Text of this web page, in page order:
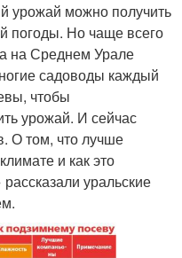
урожай можно получить
погоды. Но чаще всего
на Среднем Урале
садоводы каждый
чтобы
урожай. И сейчас
О том, что лучше
и как это
уральские